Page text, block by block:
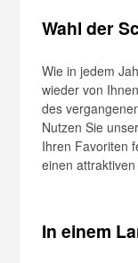
Wahl der
Wie in jedem
wieder von
des
Nutzen Sie
Ihren Favoriten
einen attraktiven
In einem